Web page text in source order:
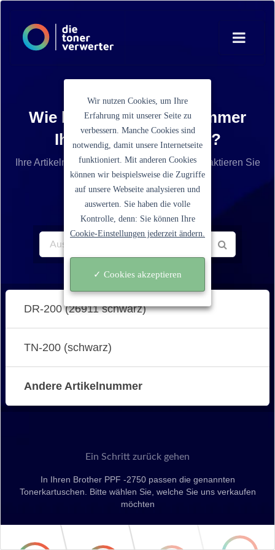
Wie lautet die Artikelnummer
Ihrer Tonerkartusche?
Ihre Artikelnummer ist nicht aufgelistet? Kontaktieren Sie
unseren Service.
DR-200 (26911 schwarz)
TN-200 (schwarz)
Andere Artikelnummer
Ein Schritt zurück gehen
In Ihren Brother PPF -2750 passen die genannten
Tonerkartuschen. Bitte wählen Sie, welche Sie uns verkaufen
möchten
Wir nutzen Cookies, um Ihre
Erfahrung mit unserer Seite zu
verbessern. Manche Cookies sind
notwendig, damit unsere Internetseite
funktioniert. Mit anderen Cookies
können wir beispielsweise die Zugriffe
auf unsere Webseite analysieren und
auswerten. Sie haben die volle
Kontrolle, denn: Sie können Ihre
Cookie-Einstellungen jederzeit ändern.
✓ Cookies akzeptieren